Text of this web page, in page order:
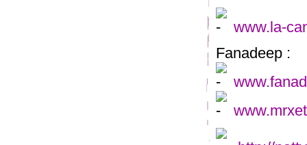
www.la-
Fanadeep :